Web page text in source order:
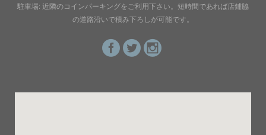
駐車場: 近隣のコインパーキングをご利用下さい。短時間であれば店鋪脇
の道路沿いで積み下ろしが可能です。